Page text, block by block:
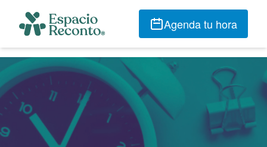
Agenda tu hora